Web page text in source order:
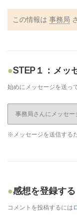
この情報は 事務局
STEP１：メッ
始めにメッセージを送っ
事務局さんにメッセー
※メッセージを送信する
感想を登録する
コメントを投稿するには